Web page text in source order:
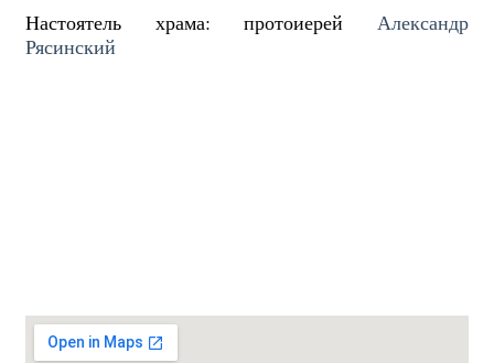
Настоятель храма:протоиерейАлександр
Рясинский